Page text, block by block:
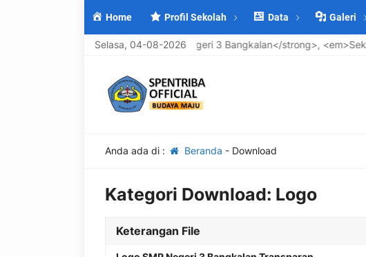
Home Profil Sekolah Data Galeri
Selasa, 04-08-2026
Datang di <strong>UPTD SMP Negeri 3 Bangkalan</strong>,
Anda ada di : Beranda - Download
Kategori Download: Logo
Keterangan File